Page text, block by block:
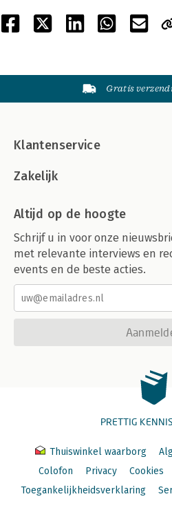
Gratis
Klantenservice
Zakelijk
Altijd op de hoogte
Schrijf u in voor onze
met relevante interviews en
events en de beste acties.
PRETTIG
Thuiswinkel waarborg
Colofon
Privacy Cookies
Toegankelijkheidsverklaring